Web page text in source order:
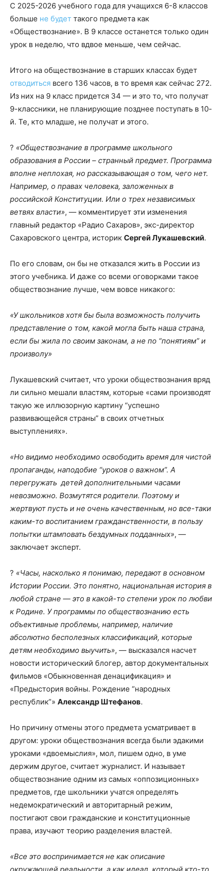
С 2025-2026 учебного года для учащихся 6-8 классов
больше не будет такого предмета как
«Обществознание». В 9 классе останется только один
урок в неделю, что вдвое меньше, чем сейчас.
Итого на обществознание в старших классах будет
отводиться всего 136 часов, в то время как сейчас 272.
Из них на 9 класс придется 34 — и это то, что получат
9-классники, не планирующие позднее поступать в 10-
й. Те, кто младше, не получат и этого.
? «Обществознание в программе школьного
образования в России – странный предмет. Программа
вполне неплохая, но рассказывающая о том, чего нет.
Например, о правах человека, заложенных в
российской Конституции. Или о трех независимых
ветвях власти», — комментирует эти изменения
главный редактор «Радио Сахаров», экс-директор
Сахаровского центра, историк Сергей Лукашевский.
По его словам, он бы не отказался жить в России из
этого учебника. И даже со всеми оговорками такое
обществознание лучше, чем вовсе никакого:
«У школьников хотя бы была возможность получить
представление о том, какой могла быть наша страна,
если бы жила по своим законам, а не по “понятиям” и
произволу»
Лукашевский считает, что уроки обществознания вряд
ли сильно мешали властям, которые «сами производят
такую же иллюзорную картину “успешно
развивающейся страны” в своих отчетных
выступлениях».
«Но видимо необходимо освободить время для чистой
пропаганды, наподобие “уроков о важном”. А
перегружать детей дополнительными часами
невозможно. Возмутятся родители. Поэтому и
жертвуют пусть и не очень качественным, но все-таки
каким-то воспитанием гражданственности, в пользу
попытки штамповать бездумных подданных», —
заключает эксперт.
? «Часы, насколько я понимаю, передают в основном
Истории России. Это понятно, национальная история в
любой стране — это в какой-то степени урок по любви
к Родине. У программы по обществознанию есть
объективные проблемы, например, наличие
абсолютно бесполезных классификаций, которые
детям необходимо выучить», — высказался насчет
новости исторический блогер, автор документальных
фильмов «Обыкновенная денацификация» и
«Предыстория войны. Рождение “народных
республик”» Александр Штефанов.
Но причину отмены этого предмета усматривает в
другом: уроки обществознания всегда были эдакими
уроками «двоемыслия», мол, пишем одно, в уме
держим другое, считает журналист. И называет
обществознание одним из самых «оппозиционных»
предметов, где школьники учатся определять
недемократический и авторитарный режим,
постигают свои гражданские и конституционные
права, изучают теорию разделения властей.
«Все это воспринимается не как описание